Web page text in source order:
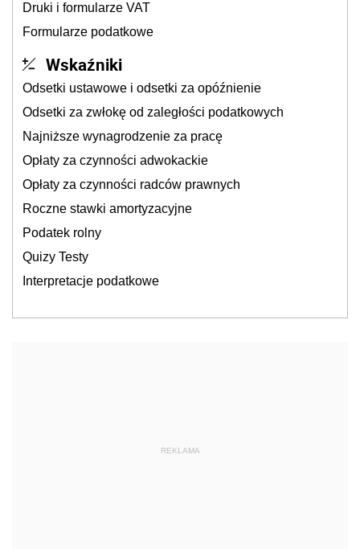
Druki i formularze VAT
Formularze podatkowe
Wskaźniki
Odsetki ustawowe i odsetki za opóźnienie
Odsetki za zwłokę od zaległości podatkowych
Najniższe wynagrodzenie za pracę
Opłaty za czynności adwokackie
Opłaty za czynności radców prawnych
Roczne stawki amortyzacyjne
Podatek rolny
Quizy Testy
Interpretacje podatkowe
REKLAMA